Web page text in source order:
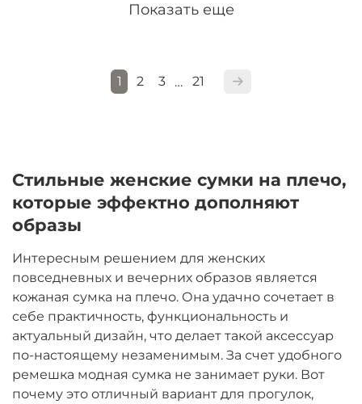
Показать еще
1 2 3 … 21
Стильные женские сумки на плечо,
которые эффектно дополняют
образы
Интересным решением для женских
повседневных и вечерних образов является
кожаная сумка на плечо. Она удачно сочетает в
себе практичность, функциональность и
актуальный дизайн, что делает такой аксессуар
по-настоящему незаменимым. За счет удобного
ремешка модная сумка не занимает руки. Вот
почему это отличный вариант для прогулок,